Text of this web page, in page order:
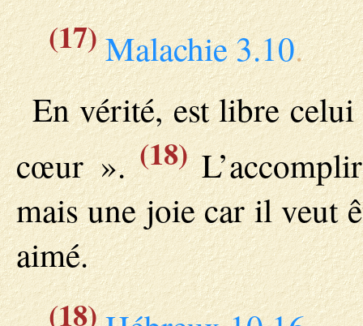
(17)Malachie 3.10.
En vérité, est libre
cœur ».(18)
mais une joie car il veut
aimé.
(18)